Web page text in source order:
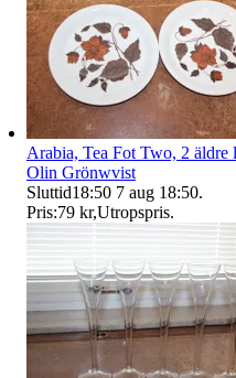
Arabia, Tea Fot Two, 2 äldre
Olin Grönwvist
Sluttid18:50 7 aug 18:50.
Pris:79 kr,Utropspris.